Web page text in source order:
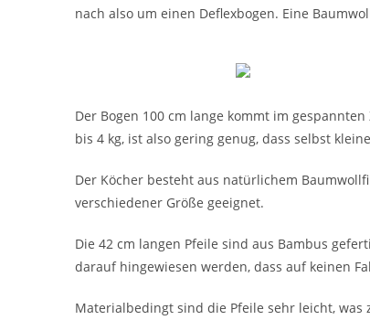
nach also um einen Deflexbogen. Eine
Der Bogen 100 cm lange kommt im
bis 4 kg, ist also gering genug, dass selbst
Der Köcher besteht aus natürlichem
verschiedener Größe geeignet.
Die 42 cm langen Pfeile sind aus Bambus
darauf hingewiesen werden, dass auf keinen
Materialbedingt sind die Pfeile sehr leicht,